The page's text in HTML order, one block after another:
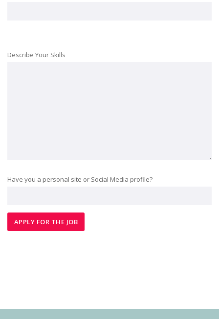
Describe Your Skills
Have you a personal site or Social Media profile?